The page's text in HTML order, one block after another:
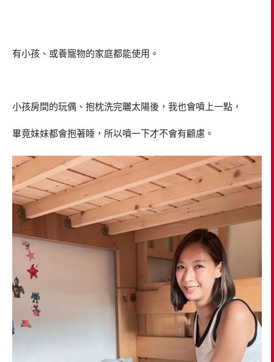
有小孩、或養寵物的家庭都能使用。
小孩房間的玩偶、抱枕洗完曬太陽後，我也會噴上一點，
畢竟妹妹都會抱著睡，所以噴一下才不會有顧慮。